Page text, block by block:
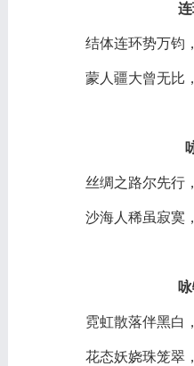
结体连环势万钧
蒙人疆大曾无比
丝绸之路尔先行
沙海人稀虽寂寞
霓虹散落伴黑白
花态妖娆珠笼翠